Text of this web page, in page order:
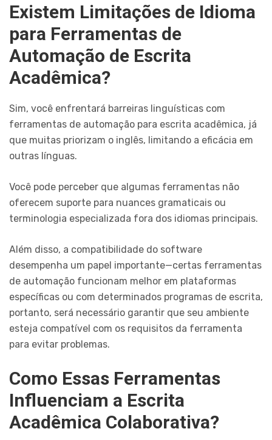
Existem Limitações de Idioma
para Ferramentas de
Automação de Escrita
Acadêmica?
Sim, você enfrentará barreiras linguísticas com
ferramentas de automação para escrita acadêmica, já
que muitas priorizam o inglês, limitando a eficácia em
outras línguas.
Você pode perceber que algumas ferramentas não
oferecem suporte para nuances gramaticais ou
terminologia especializada fora dos idiomas principais.
Além disso, a compatibilidade do software
desempenha um papel importante—certas ferramentas
de automação funcionam melhor em plataformas
específicas ou com determinados programas de escrita,
portanto, será necessário garantir que seu ambiente
esteja compatível com os requisitos da ferramenta
para evitar problemas.
Como Essas Ferramentas
Influenciam a Escrita
Acadêmica Colaborativa?